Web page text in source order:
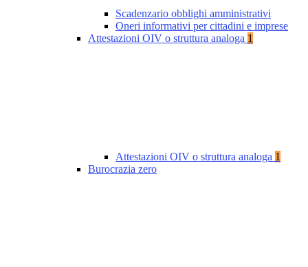
Scadenzario obblighi amministrativi
Oneri informativi per cittadini e imprese
Attestazioni OIV o struttura analoga 1
Attestazioni OIV o struttura analoga 1
Burocrazia zero